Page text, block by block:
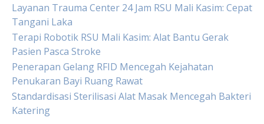
Layanan Trauma Center 24 Jam RSU Mali Kasim: Cepat
Tangani Laka
Terapi Robotik RSU Mali Kasim: Alat Bantu Gerak
Pasien Pasca Stroke
Penerapan Gelang RFID Mencegah Kejahatan
Penukaran Bayi Ruang Rawat
Standardisasi Sterilisasi Alat Masak Mencegah Bakteri
Katering